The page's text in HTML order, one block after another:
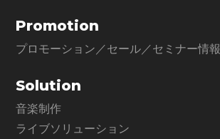
Promotion
プロモーション／セール／セミナー情報
Solution
音楽制作
ライブソリューション